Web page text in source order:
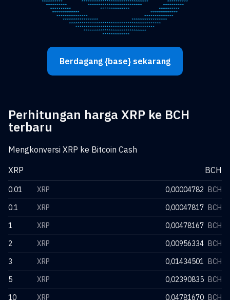
Berdagang {base} sekarang
Perhitungan harga XRP ke BCH
terbaru
Mengkonversi XRP ke Bitcoin Cash
XRP
BCH
0.01 XRP 0,00004782 BCH
0.1
XRP 0,00047817 BCH
1
XRP 0,00478167 BCH
2
XRP 0,00956334 BCH
3
XRP 0,01434501 BCH
5
XRP 0,02390835 BCH
10
XRP 0,04781670 BCH